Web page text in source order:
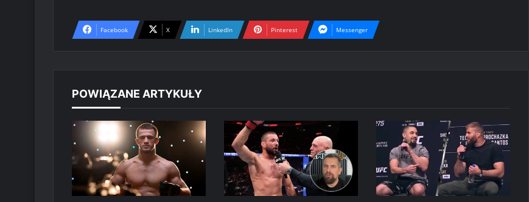
Facebook X LinkedIn Pinterest Messenger
POWIĄZANE ARTYKUŁY